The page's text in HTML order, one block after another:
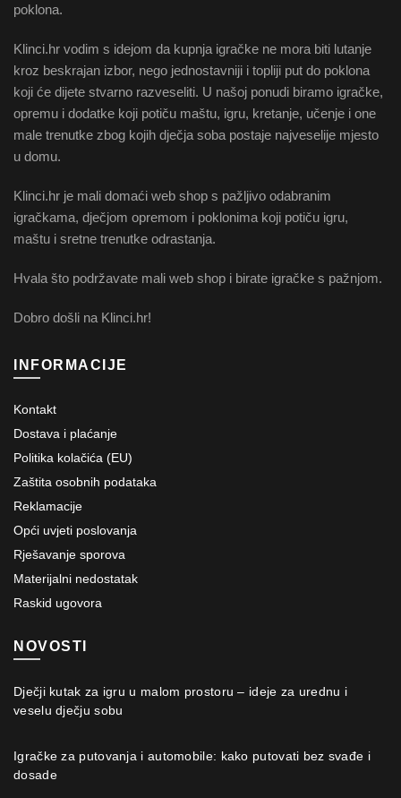
poklona.
Klinci.hr vodim s idejom da kupnja igračke ne mora biti lutanje
kroz beskrajan izbor, nego jednostavniji i topliji put do poklona
koji će dijete stvarno razveseliti. U našoj ponudi biramo igračke,
opremu i dodatke koji potiču maštu, igru, kretanje, učenje i one
male trenutke zbog kojih dječja soba postaje najveselije mjesto
u domu.
Klinci.hr je mali domaći web shop s pažljivo odabranim
igračkama, dječjom opremom i poklonima koji potiču igru,
maštu i sretne trenutke odrastanja.
Hvala što podržavate mali web shop i birate igračke s pažnjom.
Dobro došli na Klinci.hr!
INFORMACIJE
Kontakt
Dostava i plaćanje
Politika kolačića (EU)
Zaštita osobnih podataka
Reklamacije
Opći uvjeti poslovanja
Rješavanje sporova
Materijalni nedostatak
Raskid ugovora
NOVOSTI
Dječji kutak za igru u malom prostoru – ideje za urednu i
veselu dječju sobu
Igračke za putovanja i automobile: kako putovati bez svađe i
dosade